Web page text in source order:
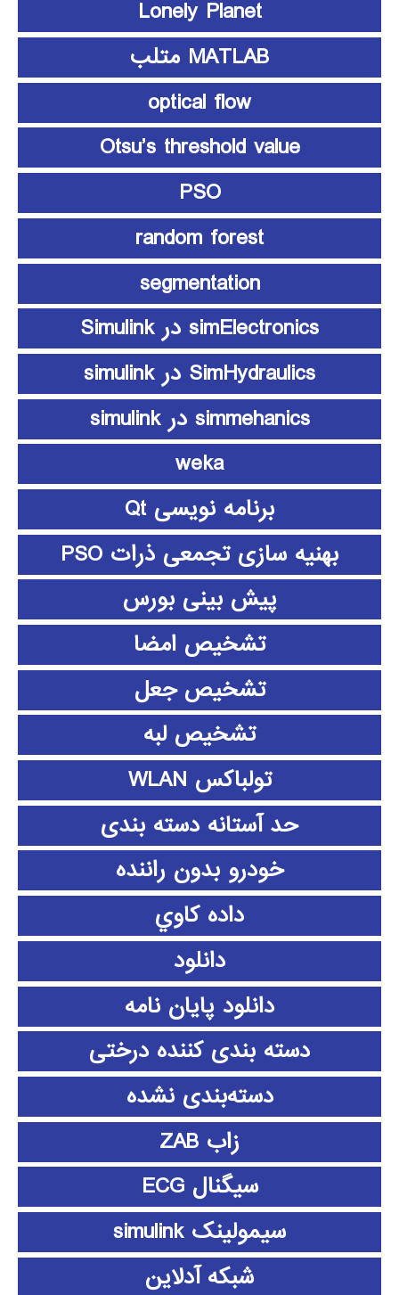
Lonely Planet
MATLAB متلب
optical flow
Otsu’s threshold value
PSO
random forest
segmentation
simElectronics در Simulink
SimHydraulics در simulink
simmehanics در simulink
weka
برنامه نویسی Qt
بهنیه سازی تجمعی ذرات PSO
پیش بینی بورس
تشخیص امضا
تشخیص جعل
تشخیص لبه
تولباکس WLAN
حد آستانه دسته بندی
خودرو بدون راننده
داده كاوي
دانلود
دانلود پايان نامه
دسته بندی کننده درختی
دسته‌بندی نشده
زاب ZAB
سیگنال ECG
سیمولینک simulink
شبکه آدلاین